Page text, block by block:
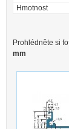
Hmotnost
Prohlédněte si
mm